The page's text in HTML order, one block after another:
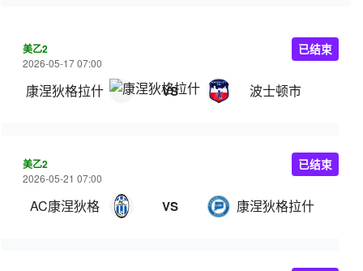
美乙2
2026-05-17 07:00
康涅狄格拉什 VS 波士顿市
已结束
美乙2
2026-05-21 07:00
AC康涅狄格 VS 康涅狄格拉什
已结束